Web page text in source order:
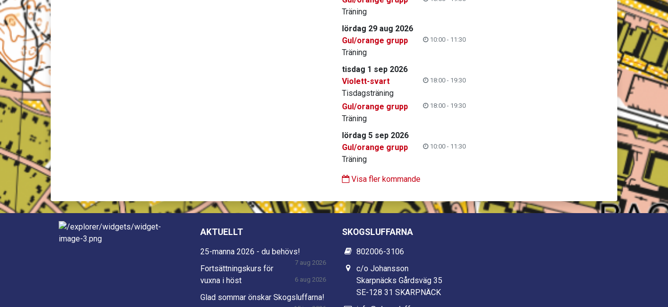
Träning
lördag 29 aug 2026
Gul/orange grupp
10:00 - 11:30
Träning
tisdag 1 sep 2026
Violett-svart
18:00 - 19:30
Tisdagsträning
Gul/orange grupp
18:00 - 19:30
Träning
lördag 5 sep 2026
Gul/orange grupp
10:00 - 11:30
Träning
Visa fler kommande
AKTUELLT
25-manna 2026 - du behövs!
7 aug 2026
Fortsättningskurs för
vuxna i höst
6 aug 2026
Glad sommar önskar Skogsluffarna!
SKOGSLUFFARNA
802006-3106
c/o Johansson
Skarpnäcks Gårdsväg 35
SE-128 31 SKARPNÄCK